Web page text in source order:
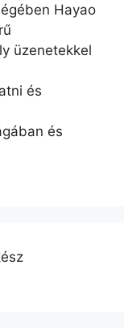
Hayao
üzenetekkel
és
és